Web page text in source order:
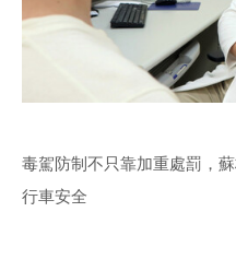
毒駕防制不只靠加重處罰，
行車安全